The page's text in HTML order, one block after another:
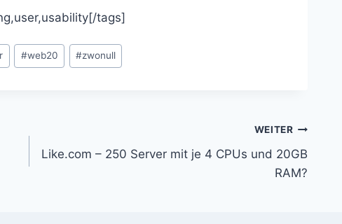
tags]
#web20 #zwonull
WEITER
Like.com – 250 Server mit je 4 CPUs und 20GB
RAM?